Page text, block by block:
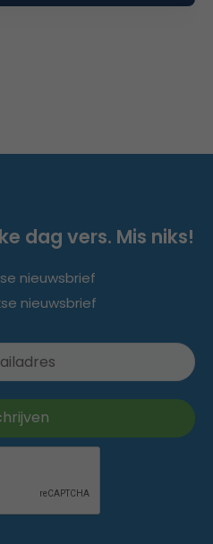
dag vers. Mis niks!
nieuwsbrief
nieuwsbrief